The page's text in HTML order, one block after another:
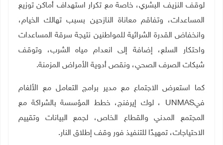
لوقف النزيف البشري، خاصة مع تكرار استهداف أماكن توزيع
المساعدات، وتفاقم معاناة النازحين بسبب تهالك الخيام،
وانخفاض القدرة الشرائية للمواطنين نتيجة سرقة المساعدات
واحتكار السلع، إضافة إلى انعدام مياه الشرب، وتوقف
شبكات الصرف الصحي، ونقص أدوية الأمراض المزمنة.
كما استعرض الاجتماع مع مدير برامج التعامل مع الألغام
فيUNMAS
، لوك إيرفنج، خطط المؤسسة بالشراكة مع
المجتمع المدني والقطاع الخاص، لجمع البيانات وتقييم
الاحتياجات، تمهيدًا للتنفيذ فور وقف إطلاق النار.